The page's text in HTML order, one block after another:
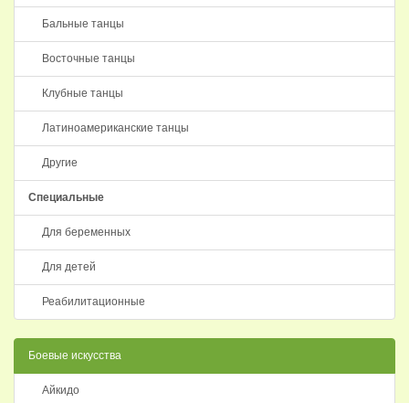
Бальные танцы
Восточные танцы
Клубные танцы
Латиноамериканские танцы
Другие
Специальные
Для беременных
Для детей
Реабилитационные
Боевые искусства
Айкидо